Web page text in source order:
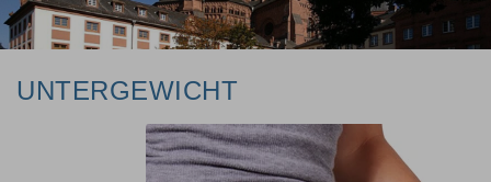
UNTERGEWICHT